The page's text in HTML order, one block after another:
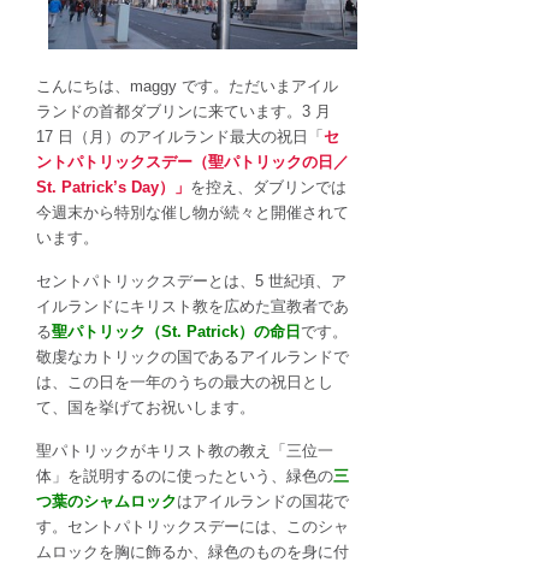
リ
ッ
ス
デ
ー！
ア
イ
ル
ド
の
首
都
ダ
リ
よ
こんにちは、maggy です。ただいまアイル
ランドの首都ダブリンに来ています。3 月
17 日（月）のアイルランド最大の祝日「 セ
ントパトリックスデー（聖パトリックの日／
St. Patrick’s Day）」 を控え、ダブリンでは
今週末から特別な催し物が続々と開催されて
います。
セントパトリックスデーとは、5 世紀頃、ア
イルランドにキリスト教を広めた宣教者であ
る聖パトリック（St. Patrick）の命日 です。
敬虔なカトリックの国であるアイルランドで
は、この日を一年のうちの最大の祝日とし
て、国を挙げてお祝いします。
聖パトリックがキリスト教の教え「三位一
体」を説明するのに使ったという、緑色の三
つ葉のシャムロックはアイルランドの国花で
す。セントパトリックスデーには、このシャ
ムロックを胸に飾るか、緑色のものを身に付